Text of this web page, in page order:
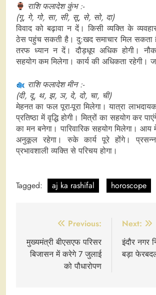
राशि फलादेश कुंभ :-
(गू, गे, गो, सा, सी, सू, से, सो, दा)
विवाद को बढ़ावा न दें। किसी व्यक्ति के
ठेस पहुंच सकती है। दु:खद समाचार मिल सकता
तरफ ध्यान न दें। दौड़धूप अधिक होगी।
सहयोग कम मिलेगा। कार्य की अधिकता रहेगी।
राशि फलादेश मीन :-
(दी, दू, थ, झ, ञ, दे, दो, चा, ची)
मेहनत का फल पूरा-पूरा मिलेगा। यात्रा
प्रतिष्ठा में वृद्धि होगी। मित्रों का सहयोग कर
का मन बनेगा। पारिवारिक सहयोग मिलेगा। आय में
अनुकूल रहेगा। रुके कार्य पूरे होंगे।
प्रभावशाली व्यक्ति से परिचय होगा।
Tagged: aj ka rashifal horoscope
navigation
Previous:
मुख्यमंत्री बीएसएफ परिसर
बिजासन में करेगे 7 जुलाई
को पौधारोपण
Next:
इंदौर नगर
बड़ा